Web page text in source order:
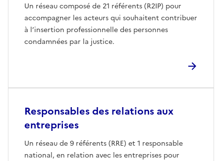
Un réseau composé de 21 référents (R2IP) pour
accompagner les acteurs qui souhaitent contribuer
à l’insertion professionnelle des personnes
condamnées par la justice.
Responsables des relations aux
entreprises
Un réseau de 9 référents (RRE) et 1 responsable
national, en relation avec les entreprises pour